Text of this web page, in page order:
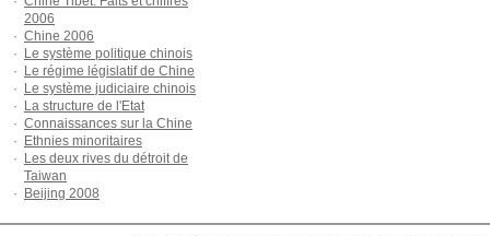
2006
· Chine 2006
·
Le système politique chinois
·
Le régime législatif de Chine
·
Le système judiciaire chinois
·
La structure de l'Etat
· Connaissances sur la Chine
·
Ethnies minoritaires
·
Les deux rives du détroit de
Taiwan
·
Beijing 2008